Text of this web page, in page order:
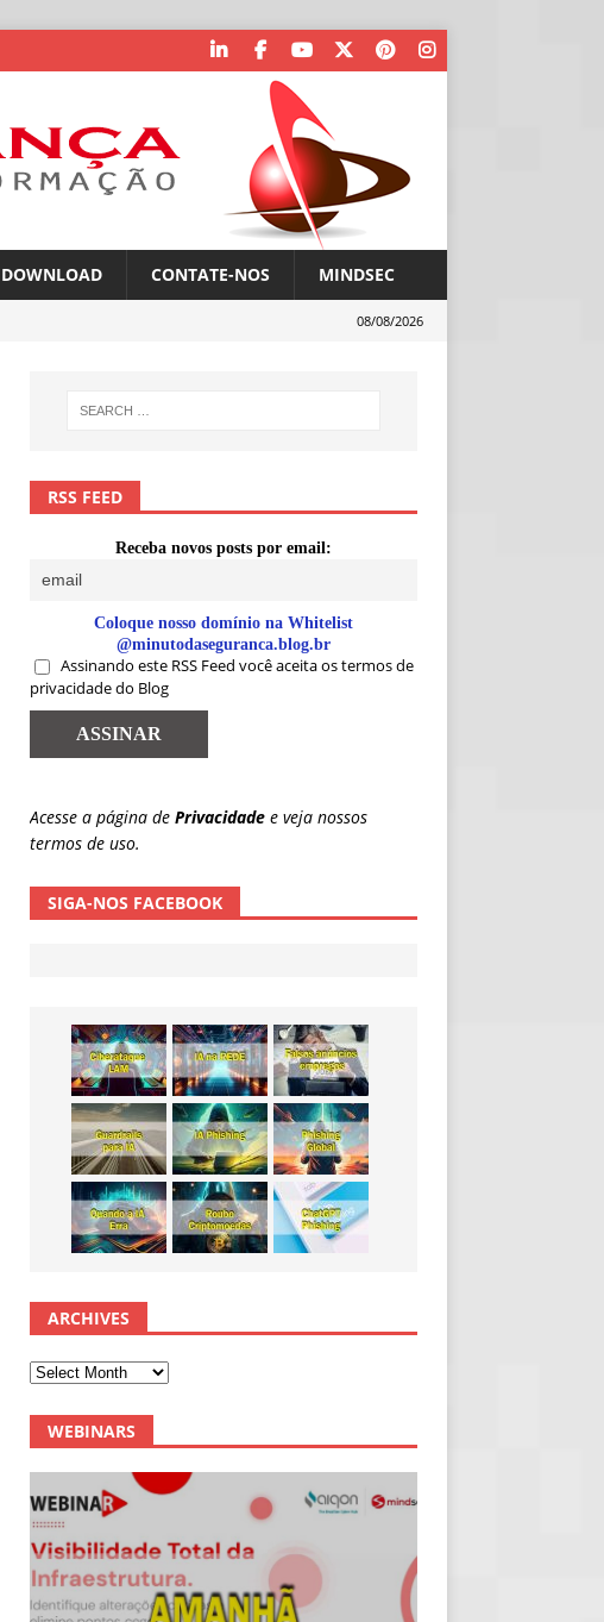
DOWNLOAD CONTATE-NOS MINDSEC
08/08/2026
RSS FEED
Receba novos posts por email:
Coloque nosso domínio na Whitelist
@minutodaseguranca.blog.br
Assinando este RSS Feed você aceita os termos de
privacidade do Blog
Acesse a página de Privacidade e veja nossos
termos de uso.
SIGA-NOS FACEBOOK
ARCHIVES
WEBINARS